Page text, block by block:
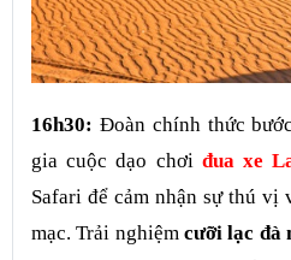
16h30: Đoàn chính thức
gia cuộc dạo chơi đua xe
Safari để cảm nhận sự thú vị
mạc. Trải nghiệm cưỡi lạc đà